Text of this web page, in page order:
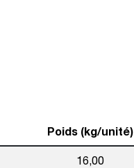
Poids (kg/unité)
16,00